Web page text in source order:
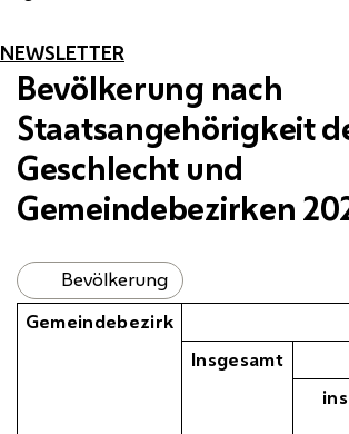
NEWSLETTER
Bevölkerung nach
Staatsangehörigkeit
Geschlecht und
Gemeindebezirken
Bevölkerung
Gemeindebezirk
Insgesamt